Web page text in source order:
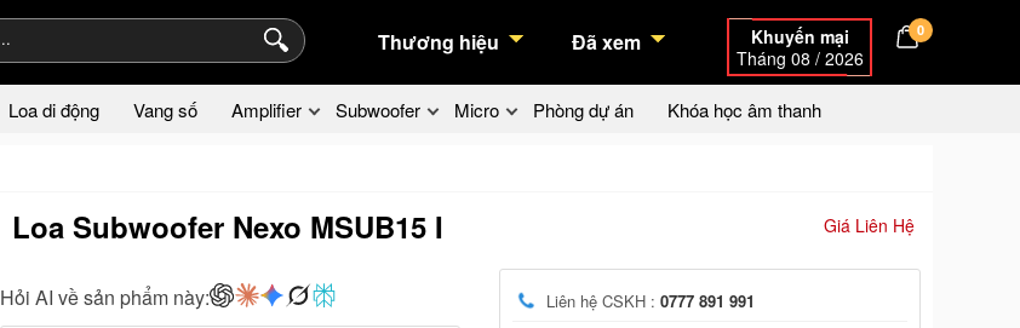
Thương hiệu Đã xem
Khuyến mại
Tháng 08 / 2026
0
Loa di động Vang số Amplifier Subwoofer Micro Phòng dự án Khóa học âm thanh
Loa Subwoofer Nexo MSUB15 I Giá Liên Hệ
Hỏi AI về sản phẩm này: Liên hệ CSKH : 0777 891 991